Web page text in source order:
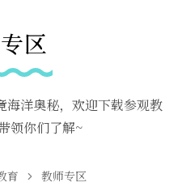
区
海洋奥秘，欢迎下载参观教
领你们了解~
育 教师专区